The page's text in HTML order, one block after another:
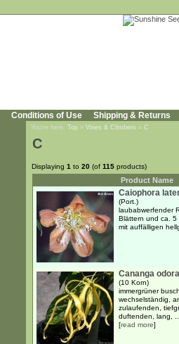
Conditions of Use Shipping & Returns
You're here: Top » Vines & Climbers » C
C
Displaying 1 to 20 (of 115 products)
Product Name
Caiophora
(Port.)
laubabwerfender
Blättern und ca.
mit auffälligen
Cananga
(10 Korn)
immergrüner
wechselständig,
zulaufenden,
duftenden, lang,
[read more]